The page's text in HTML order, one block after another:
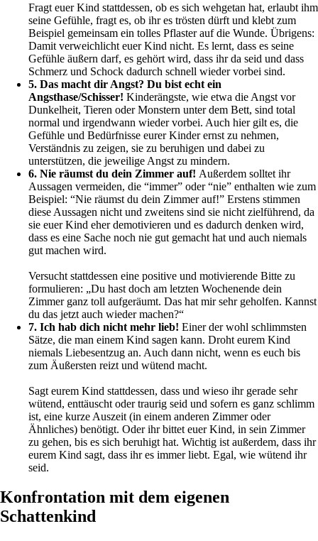
Fragt euer Kind stattdessen, ob es sich wehgetan hat, erlaubt ihm
seine Gefühle, fragt es, ob ihr es trösten dürft und klebt zum
Beispiel gemeinsam ein tolles Pflaster auf die Wunde. Übrigens:
Damit verweichlicht euer Kind nicht. Es lernt, dass es seine
Gefühle äußern darf, es gehört wird, dass ihr da seid und dass
Schmerz und Schock dadurch schnell wieder vorbei sind.
5. Das macht dir Angst? Du bist echt ein
Angsthase/Schisser! Kinderängste, wie etwa die Angst vor
Dunkelheit, Tieren oder Monstern unter dem Bett, sind total
normal und irgendwann wieder vorbei. Auch hier gilt es, die
Gefühle und Bedürfnisse eurer Kinder ernst zu nehmen,
Verständnis zu zeigen, sie zu beruhigen und dabei zu
unterstützen, die jeweilige Angst zu mindern.
6. Nie räumst du dein Zimmer auf! Außerdem solltet ihr
Aussagen vermeiden, die “immer” oder “nie” enthalten wie zum
Beispiel: “Nie räumst du dein Zimmer auf!” Erstens stimmen
diese Aussagen nicht und zweitens sind sie nicht zielführend, da
sie euer Kind eher demotivieren und es dadurch denken wird,
dass es eine Sache noch nie gut gemacht hat und auch niemals
gut machen wird.
Versucht stattdessen eine positive und motivierende Bitte zu
formulieren: „Du hast doch am letzten Wochenende dein
Zimmer ganz toll aufgeräumt. Das hat mir sehr geholfen. Kannst
du das jetzt auch wieder machen?“
7. Ich hab dich nicht mehr lieb! Einer der wohl schlimmsten
Sätze, die man einem Kind sagen kann. Droht eurem Kind
niemals Liebesentzug an. Auch dann nicht, wenn es euch bis
zum Äußersten reizt und wütend macht.
Sagt eurem Kind stattdessen, dass und wieso ihr gerade sehr
wütend, enttäuscht oder traurig seid und sofern es ganz schlimm
ist, eine kurze Auszeit (in einem anderen Zimmer oder
Ähnliches) benötigt. Oder ihr bittet euer Kind, in sein Zimmer
zu gehen, bis es sich beruhigt hat. Wichtig ist außerdem, dass ihr
eurem Kind sagt, dass ihr es immer liebt. Egal, wie wütend ihr
seid.
Konfrontation mit dem eigenen
Schattenkind